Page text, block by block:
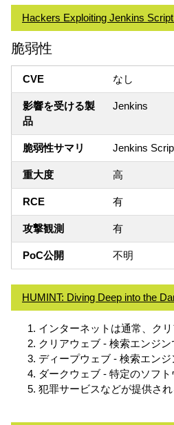
Hackers Exploiting Jenkins
脆弱性
CVE なし
影響を受ける製
品
Jenkins
脆弱性サマリ Jenkins
重大度 高
RCE 有
攻撃観測 有
PoC公開 不明
HUMINT: Diving Deep into the
インターネットは通常、ク
クリアウェブ - 検索エンジン
ディープウェブ - 検索エン
ダークウェブ - 特定のソフト
犯罪サービスなどが提供さ